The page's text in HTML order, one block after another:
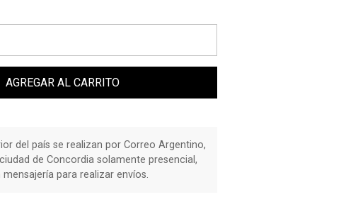
AGREGAR AL CARRITO
del país se realizan por Correo Argentino,
de Concordia solamente presencial,
para realizar envíos.